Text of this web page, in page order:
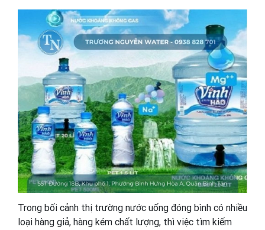
Trong bối cảnh thị trường nước uống đóng bình có nhiều
loại hàng giả, hàng kém chất lượng, thì việc tìm kiếm